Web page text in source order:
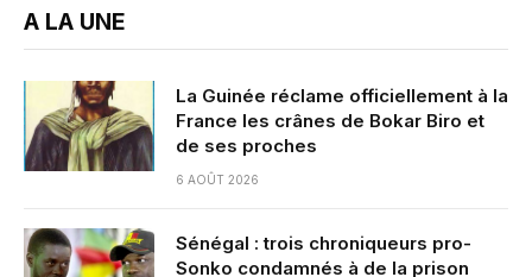
A LA UNE
La Guinée réclame officiellement à la
France les crânes de Bokar Biro et
de ses proches
6 AOÛT 2026
Sénégal : trois chroniqueurs pro-
Sonko condamnés à de la prison